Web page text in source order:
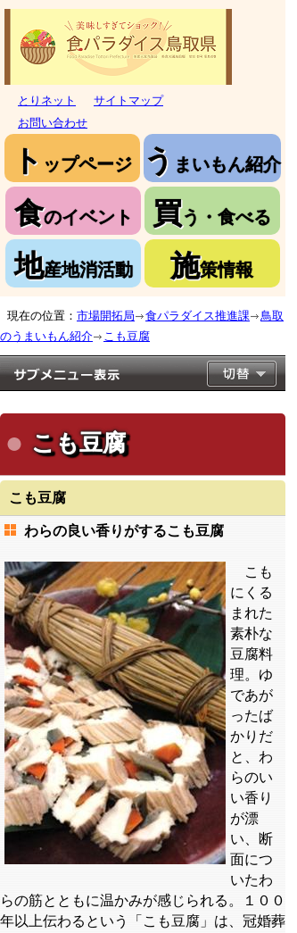
とりネット
サイトマップ
お問い合わせ
ト ップページ う まいもん紹介
食のイベント 買う・食べる
地産地消活動 施策情報
現在の位置： 市場開拓局 食パラダイス推進課
鳥取
のうまいもん紹介
こも豆腐
こも豆腐
こも豆腐
わらの良い香りがするこも豆腐
こも
にくる
まれた
素朴な
豆腐料
理。ゆ
であが
ったば
かりだ
と、わ
らのい
い香り
が漂
い、断
面につ
いたわ
らの筋とともに温かみが感じられる。１００
年以上伝わるという「こも豆腐」は、冠婚葬